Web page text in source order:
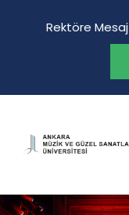
Rektöre Mesaj